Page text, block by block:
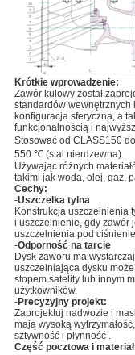
Krótkie wprowadzenie:
Zawór kulowy został
standardów wewnętrznych
konfiguracja sferyczna, a
funkcjonalnością i
Stosować od CLASS150
550 ℃ (stal nierdzewna).
Używając różnych
takimi jak woda, olej, gaz,
Cechy:
-Uszczelka tylna
Konstrukcja uszczelnienia
i uszczelnienie, gdy zawór
uszczelnienia pod
-Odporność na tarcie
Dysk zaworu ma
uszczelniająca dysku
stopem satelity lub innym
użytkowników.
-Precyzyjny projekt:
Zaprojektuj nadwozie i
mają wysoką wytrzymałość,
sztywność i płynność .
Część pocztowa i materiał